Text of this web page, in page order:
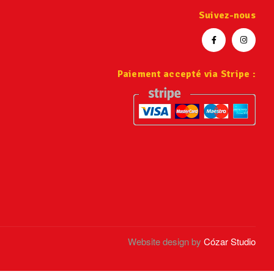
Suivez-nous
Paiement accepté via Stripe :
Website design by Cózar Studio